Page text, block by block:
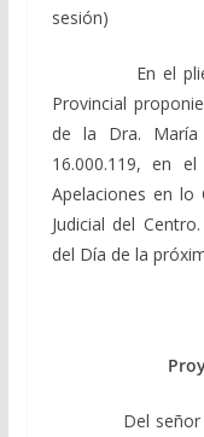
sesión)
En el
Provincial
de la Dra. María
16.000.119, en
Apelaciones en lo
Judicial del
del Día de la
Del señor